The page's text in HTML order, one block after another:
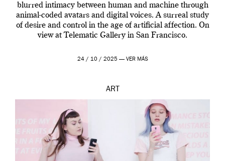
blurred intimacy between human and machine through
animal-coded avatars and digital voices. A surreal study
of desire and control in the age of artificial affection. On
view at Telematic Gallery in San Francisco.
24 / 10 / 2025 — VER MÁS
ART